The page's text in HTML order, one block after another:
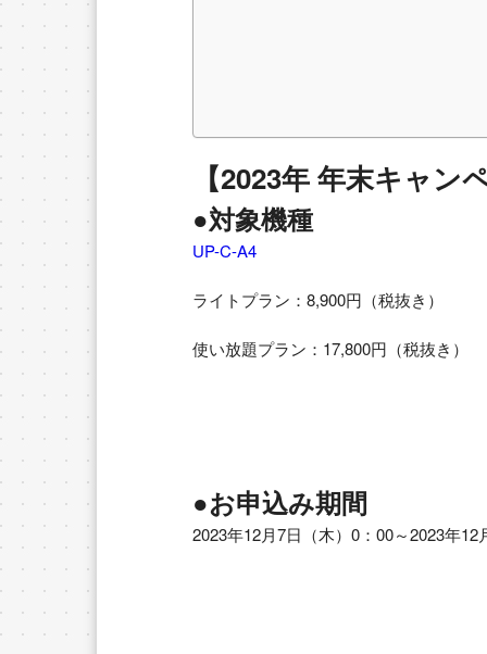
【2023年 年末キャン
●対象機種
UP-C-A4
ライトプラン：8,900円（税抜き）
使い放題プラン：17,800円（税抜き）
●お申込み期間
2023年12月7日（木）0：00～2023年